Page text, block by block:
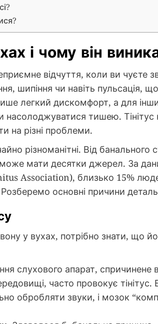
і чому він
відчуття, коли ви чуєте
шипіння чи навіть пульсація,
легкий дискомфорт, а для
тишею.
на різні проблеми.
різноманітні. Від банального
мати десятки джерел. За
Association), близько 15%
основні причини
у вухах, потрібно знати, що
слухового апарат, спричинене
часто провокує тінітус.
обробляти звуки, і мозок